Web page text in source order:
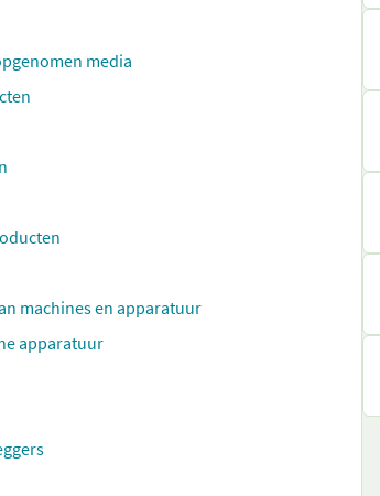
media
machines en apparatuur
apparatuur